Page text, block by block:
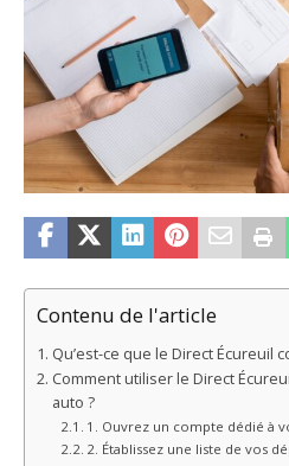
Contenu de l'article
Qu’est-ce que le Direct Écureuil
Comment utiliser le Direct
auto ?
1. Ouvrez un compte dédié à
2. Établissez une liste de vos